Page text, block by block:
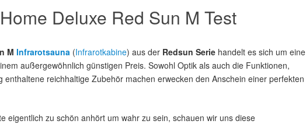
Deluxe Red Sun M Test
M Infrarotsauna (Infrarotkabine) aus der Redsun Serie handelt es sich um eine
außergewöhnlich günstigen Preis. Sowohl Optik als auch die Funktionen,
enthaltene reichhaltige Zubehör machen erwecken den Anschein einer perfekten
eigentlich zu schön anhört um wahr zu sein, schauen wir uns diese